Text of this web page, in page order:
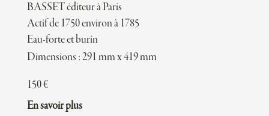
BASSET éditeur à Paris
Actif de 1750 environ à 1785
Eau-forte et burin
Dimensions : 291 mm x 419 mm
150€
En savoir plus